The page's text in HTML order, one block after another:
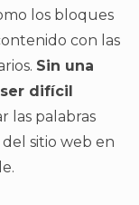
los bloques
con las
Sin una
difícil
las palabras
sitio web en